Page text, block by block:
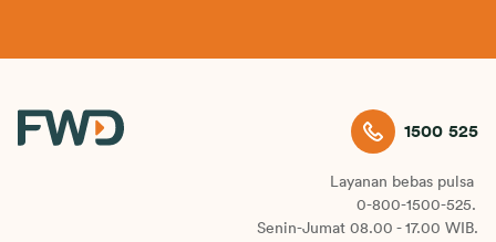
1500 525
Layanan bebas pulsa
0-800-1500-525.
Senin-Jumat 08.00 - 17.00 WIB.